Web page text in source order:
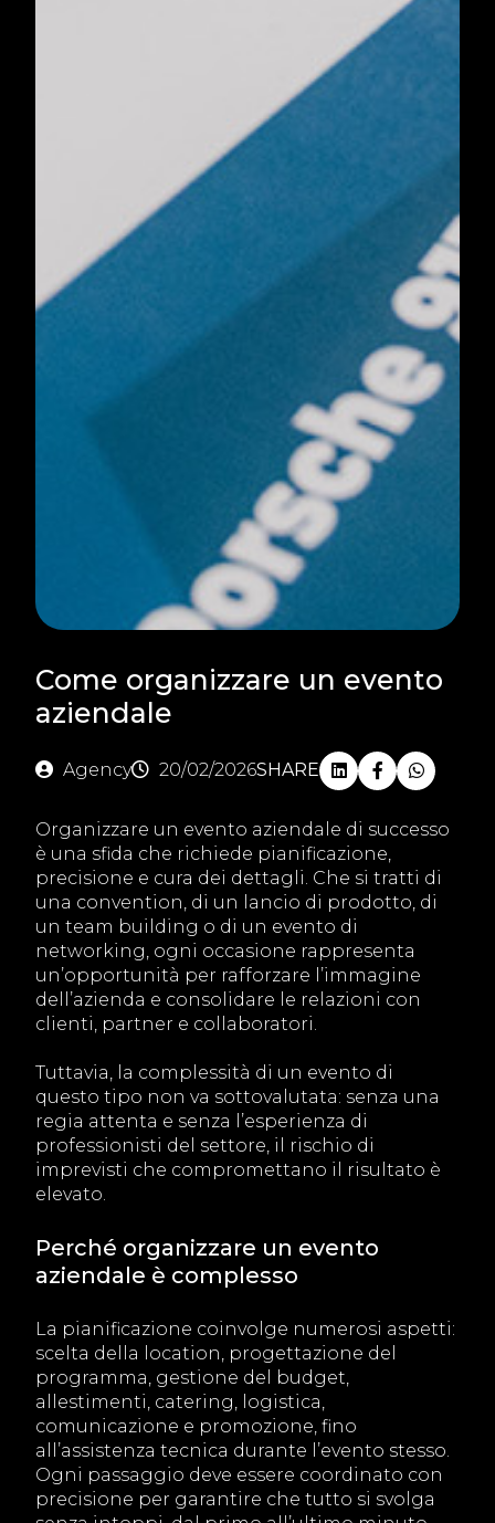
Come organizzare un evento
aziendale
Agency 20/02/2026SHARE
Organizzare un evento aziendale di successo
è una sfida che richiede pianificazione,
precisione e cura dei dettagli. Che si tratti di
una convention, di un lancio di prodotto, di
un team building o di un evento di
networking, ogni occasione rappresenta
un’opportunità per rafforzare l’immagine
dell’azienda e consolidare le relazioni con
clienti, partner e collaboratori.
Tuttavia, la complessità di un evento di
questo tipo non va sottovalutata: senza una
regia attenta e senza l’esperienza di
professionisti del settore, il rischio di
imprevisti che compromettano il risultato è
elevato.
Perché organizzare un evento
aziendale è complesso
La pianificazione coinvolge numerosi aspetti:
scelta della location, progettazione del
programma, gestione del budget,
allestimenti, catering, logistica,
comunicazione e promozione, fino
all’assistenza tecnica durante l’evento stesso.
Ogni passaggio deve essere coordinato con
precisione per garantire che tutto si svolga